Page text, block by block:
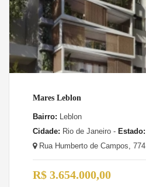
Mares Leblon
Bairro: Leblon
Cidade: Rio de Janeiro - Estado:
Rua Humberto de Campos, 774
R$ 3.654.000,00